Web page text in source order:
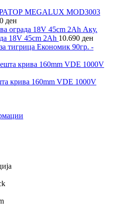
MEGALUX MOD3003
ден
Аку.
18V 45cm 2Ah 10.690 ден
тигрица Економик 90гр. -
крива 160mm VDE 1000V